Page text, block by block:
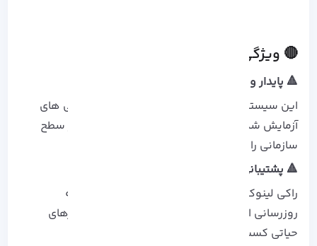
🔴 ویژگی های کلیدی Rocky Linux
🔺 پایدار و قابل اطمینان:
این سیستم‌ عامل فقط از ویژگی‌ ها و به‌ روزرسانی‌ های
آزمایش‌ شده در RHEL استفاده می‌ کند تا ثبات در سطح
سازمانی را تضمین کند.
🔺 پشتیبانی بلند مدت:
راکی لینوکس مانند RHEL تا ۱۰ سال پشتیبانی و به‌
روزرسانی امنیتی دریافت می‌ کند که آن را برای کارهای
حیاتی کسب‌ و کار مناسب می‌ سازد.